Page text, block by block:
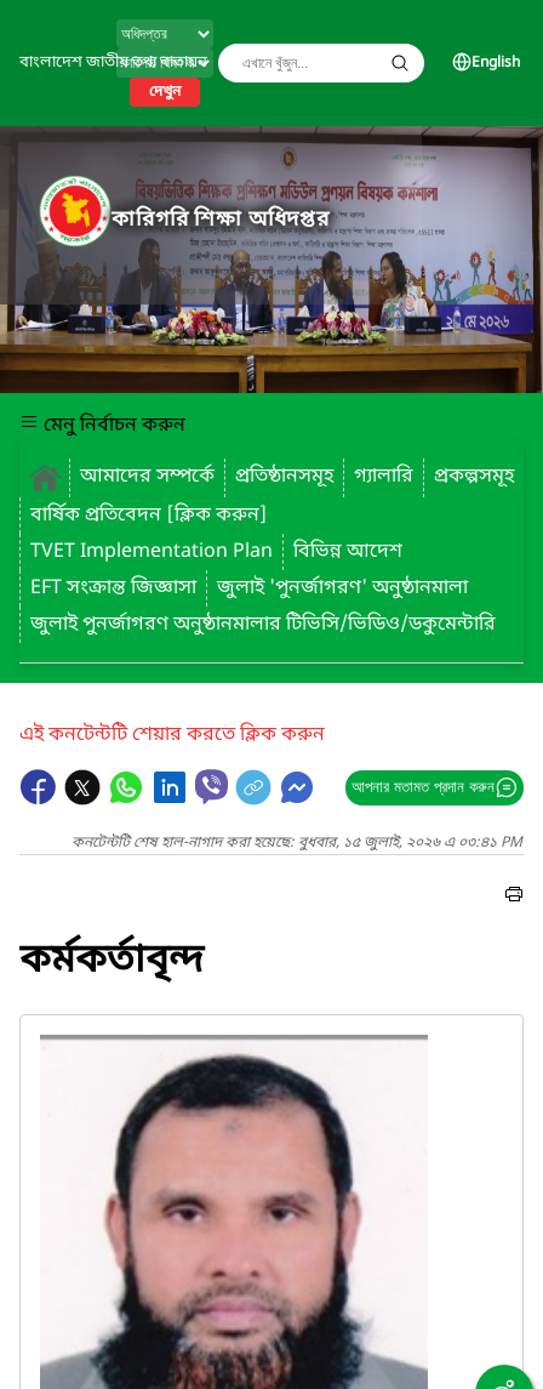
বাংলাদেশ জাতীয় তথ্য বাতায়ন
দেখুন
English
কারিগরি শিক্ষা অধিদপ্তর
মেনু নির্বাচন করুন
আমাদের সম্পর্কে
প্রতিষ্ঠানসমূহ গ্যালারি
প্রকল্পসমূহ
বার্ষিক প্রতিবেদন [ক্লিক করুন]
TVET Implementation Plan
বিভিন্ন আদেশ
EFT সংক্রান্ত জিজ্ঞাসা
জুলাই 'পুনর্জাগরণ' অনুষ্ঠানমালা
জুলাই পুনর্জাগরণ অনুষ্ঠানমালার টিভিসি/ভিডিও/ডকুমেন্টারি
এই কনটেন্টটি শেয়ার করতে ক্লিক করুন
আপনার মতামত প্রদান করুন
কনটেন্টটি শেষ হাল-নাগাদ করা হয়েছে: বুধবার, ১৫ জুলাই, ২০২৬ এ ০৩:৪১ PM
কর্মকর্তাবৃন্দ